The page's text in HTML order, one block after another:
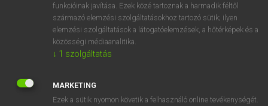
OOOOPS!
funkcióinak javítása. Ezek közé tartoznak a harmadik féltől
származó elemzési szolgáltatásokhoz tartozó sütik; ilyen
elemzési szolgáltatások a látogatóelemzések, a hőtérképek és a
közösségi médiaanalitika.
↓ 1 szolgáltatás
MARKETING
Ezek a sütik nyomon követik a felhasználó online tevékenységét.